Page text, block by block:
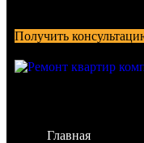
Получить
Главная